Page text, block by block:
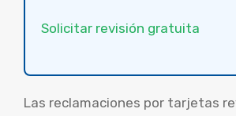
Solicitar revisión gratuita
Las reclamaciones por tarjetas